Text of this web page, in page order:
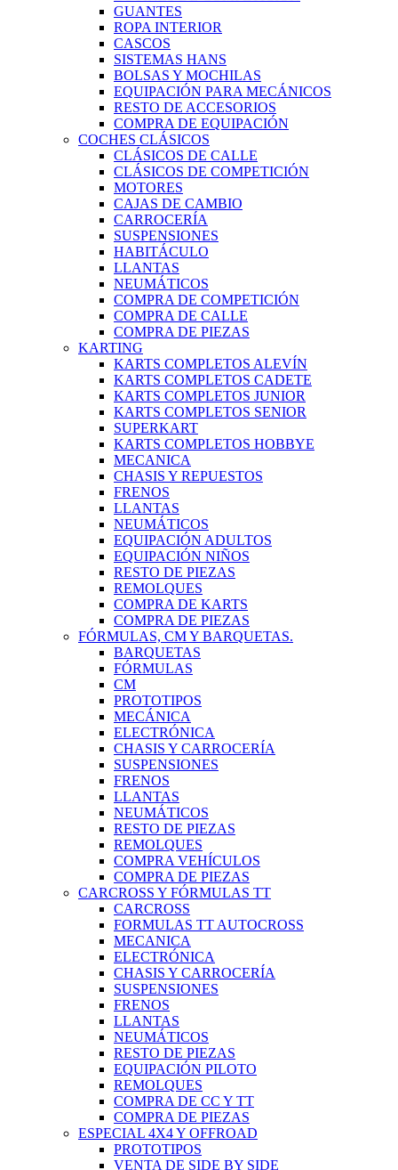
GUANTES
ROPA INTERIOR
CASCOS
SISTEMAS HANS
BOLSAS Y MOCHILAS
EQUIPACIÓN PARA MECÁNICOS
RESTO DE ACCESORIOS
COMPRA DE EQUIPACIÓN
COCHES CLÁSICOS
CLÁSICOS DE CALLE
CLÁSICOS DE COMPETICIÓN
MOTORES
CAJAS DE CAMBIO
CARROCERÍA
SUSPENSIONES
HABITÁCULO
LLANTAS
NEUMÁTICOS
COMPRA DE COMPETICIÓN
COMPRA DE CALLE
COMPRA DE PIEZAS
KARTING
KARTS COMPLETOS ALEVÍN
KARTS COMPLETOS CADETE
KARTS COMPLETOS JUNIOR
KARTS COMPLETOS SENIOR
SUPERKART
KARTS COMPLETOS HOBBYE
MECANICA
CHASIS Y REPUESTOS
FRENOS
LLANTAS
NEUMÁTICOS
EQUIPACIÓN ADULTOS
EQUIPACIÓN NIÑOS
RESTO DE PIEZAS
REMOLQUES
COMPRA DE KARTS
COMPRA DE PIEZAS
FÓRMULAS, CM Y BARQUETAS.
BARQUETAS
FÓRMULAS
CM
PROTOTIPOS
MECÁNICA
ELECTRÓNICA
CHASIS Y CARROCERÍA
SUSPENSIONES
FRENOS
LLANTAS
NEUMÁTICOS
RESTO DE PIEZAS
REMOLQUES
COMPRA VEHÍCULOS
COMPRA DE PIEZAS
CARCROSS Y FÓRMULAS TT
CARCROSS
FORMULAS TT AUTOCROSS
MECANICA
ELECTRÓNICA
CHASIS Y CARROCERÍA
SUSPENSIONES
FRENOS
LLANTAS
NEUMÁTICOS
RESTO DE PIEZAS
EQUIPACIÓN PILOTO
REMOLQUES
COMPRA DE CC Y TT
COMPRA DE PIEZAS
ESPECIAL 4X4 Y OFFROAD
PROTOTIPOS
VENTA DE SIDE BY SIDE